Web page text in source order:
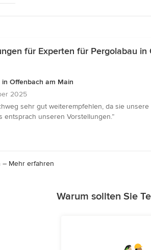
für Experten für Pergolabau in
Offenbach am Main
2025
sehr gut weiterempfehlen, da sie
entsprach unseren Vorstellungen.”
– Mehr erfahren
Warum sollten Sie